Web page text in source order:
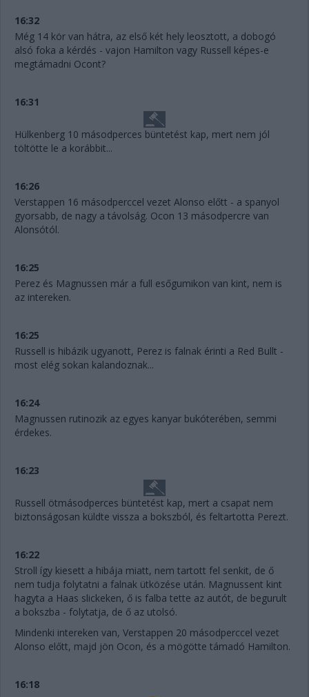
16:32
Még 14 kör van hátra, az első két hely leosztott, a dobogó
alsó foka a kérdés - vajon Hamilton vagy Russell képes-e
megtámadni Ocont?
16:31
Hülkenberg 10 másodperces büntetést kap, mert nem jól
töltötte le a korábbit...
16:26
Verstappen 16 másodperccel vezet Alonso előtt - a spanyol
gyorsabb, de nagy a távolság. Ocon 13 másodpercre van
Alonsótól.
16:25
Perez és Magnussen már a full esőgumikon van kint, nem is
az intereken.
16:25
Russell is hibázik ugyanott, Perez is falnak érinti a Red Bullt -
most elég sokan kalandoznak...
16:24
Magnussen rutinozik az egyes kanyar bukóterében, semmi
érdekes.
16:23
Russell ötmásodperces büntetést kap, mert a csapat nem
biztonságosan küldte vissza a bokszból, és feltartotta Perezt.
16:22
Stroll így kiesett a hibája miatt, nem tartott fel senkit, de ő
nem tudja folytatni a falnak ütközése után. Magnussent kint
hagyta a Haas slickeken, ő is falba tette az autót, de begurult
a bokszba - folytatja, de ő az utolsó.
Mindenki intereken van, Verstappen 20 másodperccel vezet
Alonso előtt, majd jön Ocon, és a mögötte támadó Hamilton.
16:18